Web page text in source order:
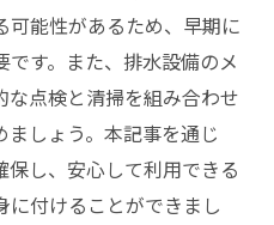
可能性があるため、早期に
す。また、排水設備のメ
な点検と清掃を組み合わせ
しょう。本記事を通じ
し、安心して利用できる
付けることができまし